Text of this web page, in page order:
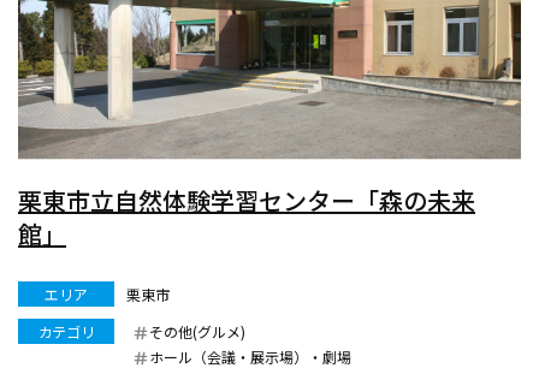
栗東市立自然体験学習センター「森の未来
館」
エリア
栗東市
カテゴリ
その他(グルメ)
ホール（会議・展示場）・劇場